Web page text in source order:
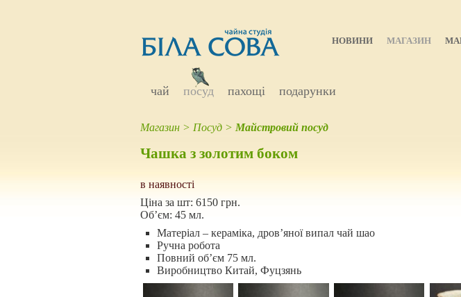
НОВИНИ МАГАЗИН
чай посуд пахощі подарунки
Магазин > Посуд > Майстровий посуд
Чашка з золотим боком
в наявності
Ціна за шт: 6150 грн.
Об’єм: 45 мл.
Матеріал – кераміка, дров’яної випал чай шао
Ручна робота
Повний об’єм 75 мл.
Виробництво Китай, Фуцзянь